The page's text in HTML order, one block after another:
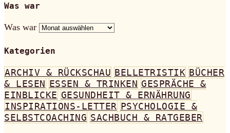
Was war
Was war
Kategorien
ARCHIV & RÜCKSCHAU BELLETRISTIK BÜCHER
& LESEN ESSEN & TRINKEN GESPRÄCHE &
EINBLICKE GESUNDHEIT & ERNÄHRUNG
INSPIRATIONS-LETTER PSYCHOLOGIE &
SELBSTCOACHING SACHBUCH & RATGEBER